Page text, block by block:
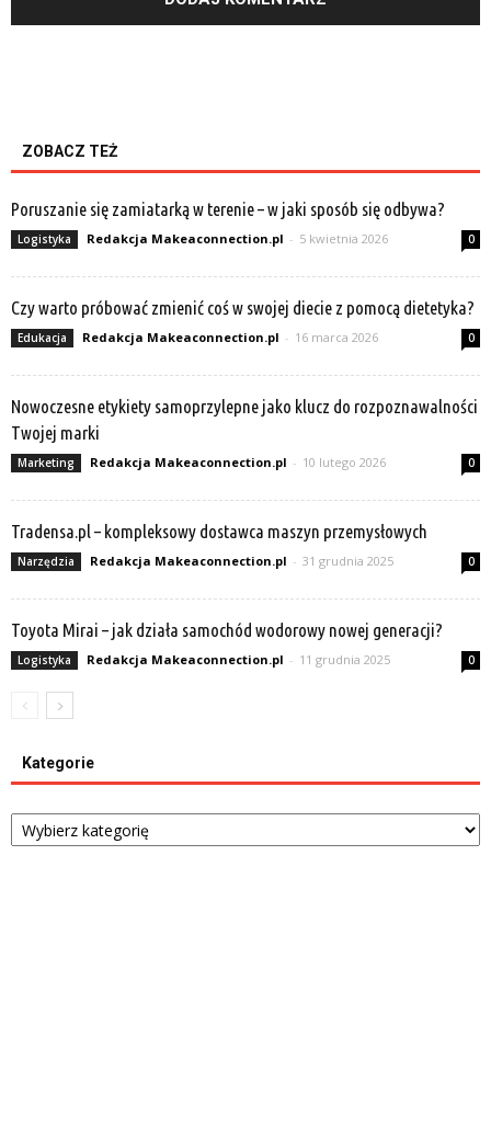
ZOBACZ TEŻ
Poruszanie się zamiatarką w terenie – w jaki sposób się odbywa?
Logistyka Redakcja Makeaconnection.pl - 5 kwietnia 2026 0
Czy warto próbować zmienić coś w swojej diecie z pomocą dietetyka?
Edukacja Redakcja Makeaconnection.pl - 16 marca 2026 0
Nowoczesne etykiety samoprzylepne jako klucz do rozpoznawalności
Twojej marki
Marketing Redakcja Makeaconnection.pl - 10 lutego 2026 0
Tradensa.pl – kompleksowy dostawca maszyn przemysłowych
Narzędzia Redakcja Makeaconnection.pl - 31 grudnia 2025 0
Toyota Mirai – jak działa samochód wodorowy nowej generacji?
Logistyka Redakcja Makeaconnection.pl - 11 grudnia 2025 0
Kategorie
Kategorie